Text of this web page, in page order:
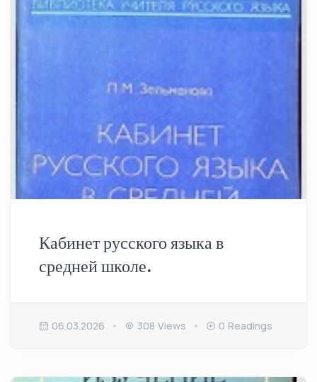
Кабинет русского языка в
средней школе.
06.03.2026 308 Views 0 Readings